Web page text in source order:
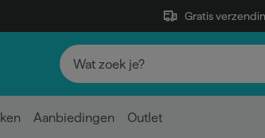
Gratis
Aanbiedingen Outlet